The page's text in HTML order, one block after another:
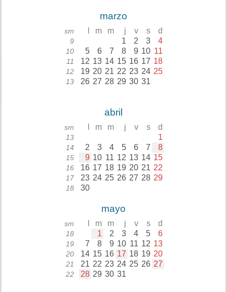
marzo
sm m m j v s d
9 1 2 3 4
10 5 6 7 8 9 10 11
11 12 13 14 15 16 17 18
12 19 20 21 22 23 24 25
13 26 27 28 29 30 31
abril
sm m m j v s d
13 1
14 2 3 4 5 6 7 8
15 9 10 11 12 13 14 15
16 16 17 18 19 20 21 22
17 23 24 25 26 27 28 29
18 30
mayo
sm m m j v s d
18 1 2 3 4 5 6
19 7 8 9 10 11 12 13
20 14 15 16 17 18 19 20
21 21 22 23 24 25 26 27
22 28 29 30 31